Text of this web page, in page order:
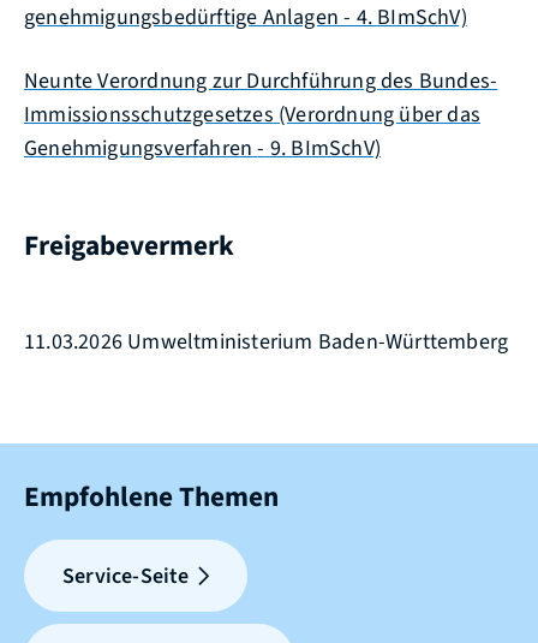
genehmigungsbedürftige Anlagen - 4. BImSchV)
Neunte Verordnung zur Durchführung des Bundes-
Immissionsschutzgesetzes(Verordnung über das
Genehmigungsverfahren-9. BImSchV)
Freigabevermerk
11.03.2026 Umweltministerium Baden-Württemberg
Empfohlene Themen
Service-Seite